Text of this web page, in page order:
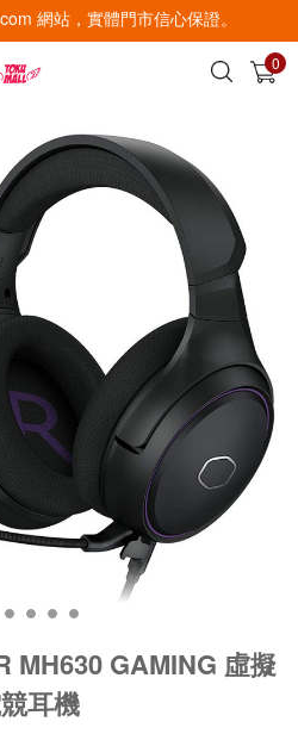
網站，實體門市信心保證。
0
查看
MH630 GAMING 虛擬
耳機